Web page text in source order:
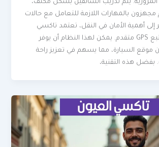
يتم تدريب السائقين بشكل مكثف،
بالمهارات اللازمة للتعامل مع حالات
أهمية الأمان في النقل، تعتمد تاكسي
المطلاع نظام تتبع GPS متقدم. يمكن لهذا النظام أن يوفر
السيارة، مما يسهم في تعزيز راحة
هذه التقنية،